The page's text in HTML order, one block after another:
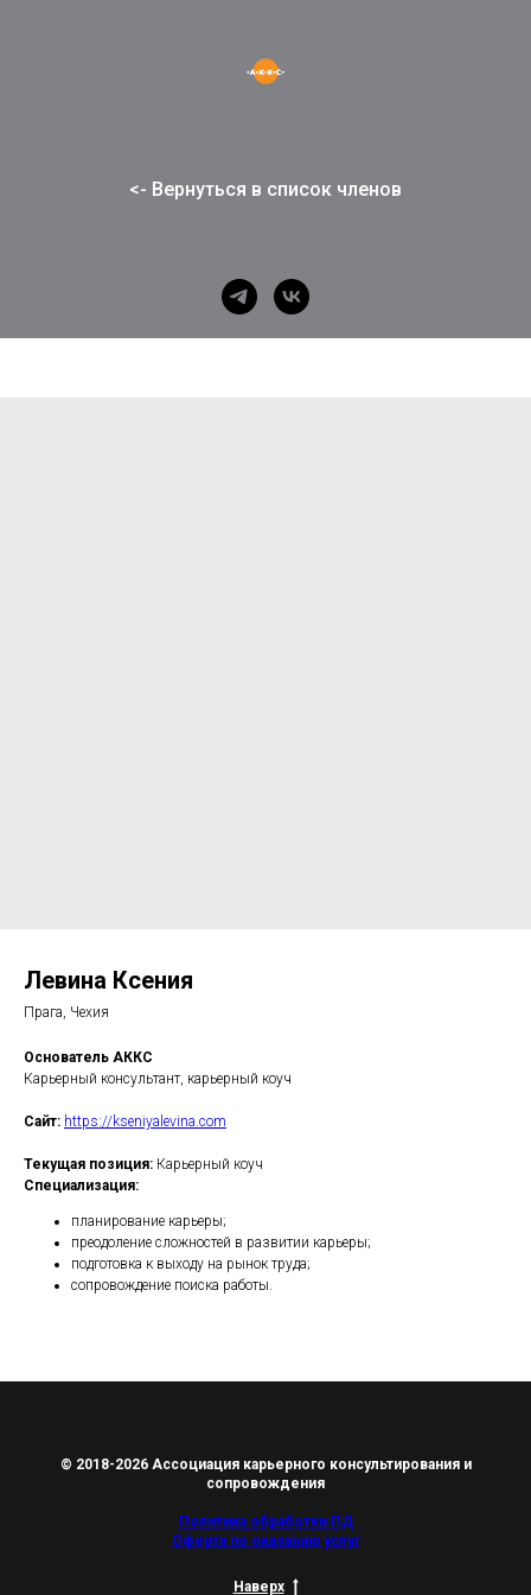
<- Вернуться в список членов
Левина Ксения
Прага, Чехия
Основатель АККС
Карьерный консультант, карьерный коуч
Сайт: https://kseniyalevina.com
Текущая позиция: Карьерный коуч
Специализация:
планирование карьеры;
преодоление сложностей в развитии карьеры;
подготовка к выходу на рынок труда;
сопровождение поиска работы.
© 2018-2026 Ассоциация карьерного консультирования и
сопровождения
Политика обработки ПД
Оферта по оказанию услуг
Наверх